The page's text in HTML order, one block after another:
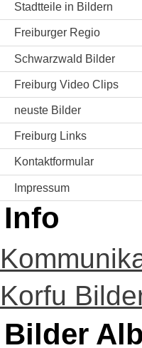
Stadtteile in Bildern
Freiburger Regio
Schwarzwald Bilder
Freiburg Video Clips
neuste Bilder
Freiburg Links
Kontaktformular
Impressum
Info
Korfu
Bilder